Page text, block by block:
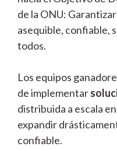
de la ONU:
asequible, confiable,
todos.
Los equipos
de implementar
distribuida a escala
expandir
confiable.